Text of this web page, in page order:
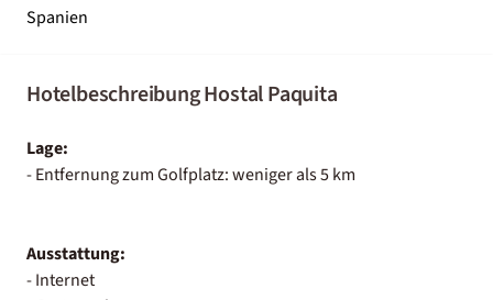
Spanien
Hotelbeschreibung Hostal Paquita
Lage:
- Entfernung zum Golfplatz: weniger als 5 km
Ausstattung:
- Internet